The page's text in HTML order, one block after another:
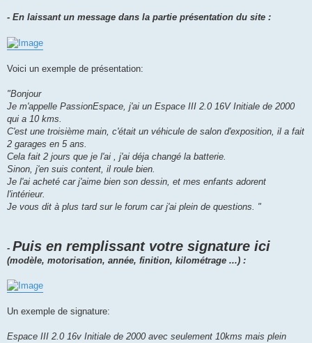
- En laissant un message dans la partie présentation du site :
Voici un exemple de présentation:
"Bonjour
Je m'appelle PassionEspace, j'ai un Espace III 2.0 16V Initiale de 2000
qui a 10 kms.
C'est une troisième main, c'était un véhicule de salon d'exposition, il a fait
2 garages en 5 ans.
Cela fait 2 jours que je l'ai , j'ai déja changé la batterie.
Sinon, j'en suis content, il roule bien.
Je l'ai acheté car j'aime bien son dessin, et mes enfants adorent
l'intérieur.
Je vous dit à plus tard sur le forum car j'ai plein de questions. "
- Puis en remplissant votre signature ici
(modèle, motorisation, année, finition, kilométrage ...) :
Un exemple de signature:
Espace III 2.0 16v Initiale de 2000 avec seulement 10kms mais plein